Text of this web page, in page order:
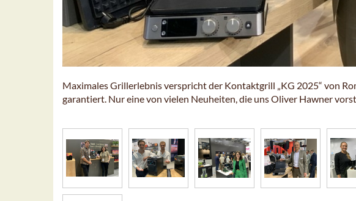
Maximales Grillerlebnis verspricht der Kontaktgrill „KG 2025“ von
garantiert. Nur eine von vielen Neuheiten, die uns Oliver Hawner